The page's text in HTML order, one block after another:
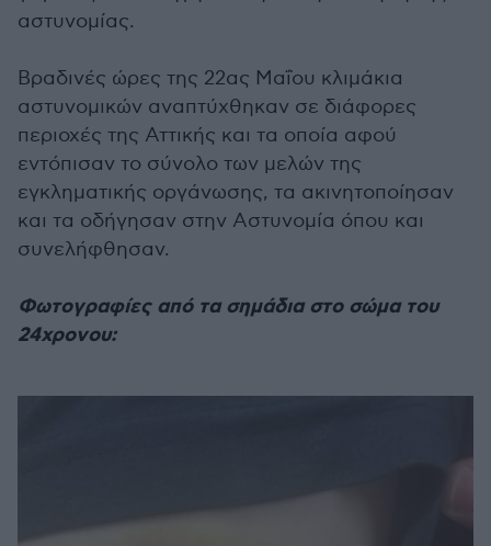
αστυνομίας.
Βραδινές ώρες της 22ας Μαΐου κλιμάκια
αστυνομικών αναπτύχθηκαν σε διάφορες
περιοχές της Αττικής και τα οποία αφού
εντόπισαν το σύνολο των μελών της
εγκληματικής οργάνωσης, τα ακινητοποίησαν
και τα οδήγησαν στην Αστυνομία όπου και
συνελήφθησαν.
Φωτογραφίες από τα σημάδια στο σώμα του
24χρονου: